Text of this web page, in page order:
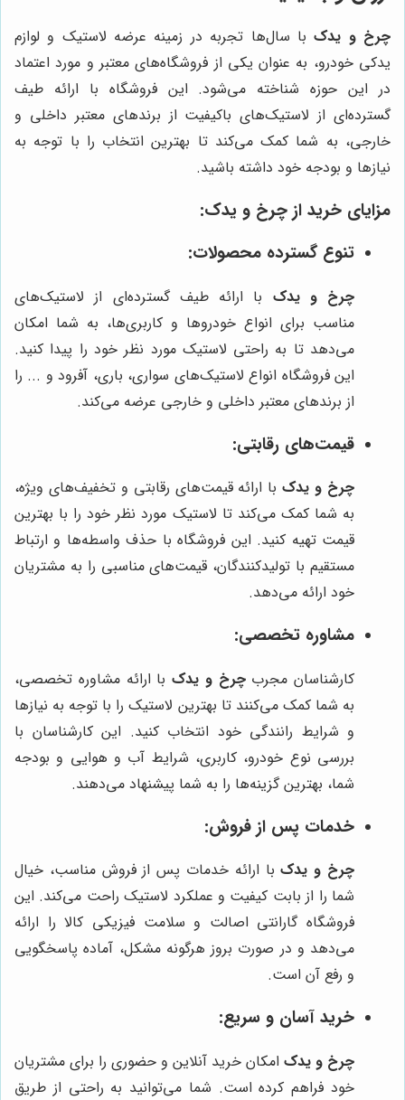
چرخ و یدکبا سال‌ها تجربه در زمینه عرضه لاستیک و لوازم
یدکی خودرو، به عنوان یکی از فروشگاه‌های معتبر و مورد اعتماد
در این حوزه شناخته می‌شود. این فروشگاه با ارائه طیف
گسترده‌ای از لاستیک‌های باکیفیت از برندهای معتبر داخلی و
خارجی، به شما کمک می‌کند تا بهترین انتخاب را با توجه به
نیازها و بودجه خود داشته باشید.
مزایای خرید از چرخ و یدک:
تنوع گسترده محصولات:
چرخ و یدک با ارائه طیف گسترده‌ای از لاستیک‌های
مناسب برای انواع خودروها و کاربری‌ها، به شما امکان
می‌دهد تا به راحتی لاستیک مورد نظر خود را پیدا کنید.
این فروشگاه انواع لاستیک‌های سواری، باری، آفرود و ... را
از برندهای معتبر داخلی و خارجی عرضه می‌کند.
قیمت‌های رقابتی:
چرخ و یدکبا ارائه قیمت‌های رقابتی و تخفیف‌های ویژه،
به شما کمک می‌کند تا لاستیک مورد نظر خود را با بهترین
قیمت تهیه کنید. این فروشگاه با حذف واسطه‌ها و ارتباط
مستقیم با تولیدکنندگان، قیمت‌های مناسبی را به مشتریان
خود ارائه می‌دهد.
مشاوره تخصصی:
کارشناسان مجربچرخ و یدک با ارائه مشاوره تخصصی،
به شما کمک می‌کنند تا بهترین لاستیک را با توجه به نیازها
و شرایط رانندگی خود انتخاب کنید. این کارشناسان با
بررسی نوع خودرو، کاربری، شرایط آب و هوایی و بودجه
شما، بهترین گزینه‌ها را به شما پیشنهاد می‌دهند.
خدمات پس از فروش:
چرخ و یدکبا ارائه خدمات پس از فروش مناسب، خیال
شما را از بابت کیفیت و عملکرد لاستیک راحت می‌کند. این
فروشگاه گارانتی اصالت و سلامت فیزیکی کالا را ارائه
می‌دهد و در صورت بروز هرگونه مشکل، آماده پاسخگویی
و رفع آن است.
خرید آسان و سریع:
چرخ و یدک امکان خرید آنلاین و حضوری را برای مشتریان
خود فراهم کرده است. شما می‌توانید به راحتی از طریق